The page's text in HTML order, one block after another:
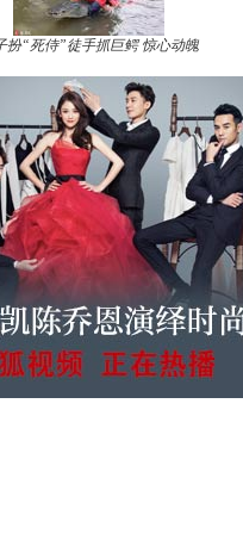
扮“死侍”徒手抓巨鳄 惊心动魄